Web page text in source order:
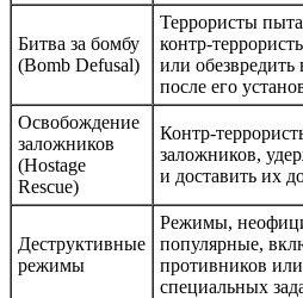
Битва за бомбу
(Bomb Defusal)
Террористы
контр-
или обезвредить
после его
Освобождение
заложников
(Hostage
Rescue)
Контр-
заложников,
и доставить их
Деструктивные
режимы
Режимы,
популярные,
противников
специальных